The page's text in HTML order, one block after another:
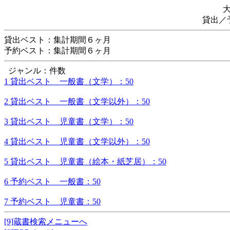
貸出／
貸出ベスト：集計期間６ヶ月
予約ベスト：集計期間６ヶ月
ジャンル：件数
1 貸出ベスト 一般書（文学）：50
2 貸出ベスト 一般書（文学以外）：50
3 貸出ベスト 児童書（文学）：50
4 貸出ベスト 児童書（文学以外）：50
5 貸出ベスト 児童書（絵本・紙芝居）：50
6 予約ベスト 一般書：50
7 予約ベスト 児童書：50
[9]蔵書検索メニューへ